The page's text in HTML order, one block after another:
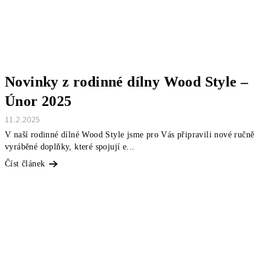
Novinky z rodinné dílny Wood Style –
Únor 2025
11.2.2025
V naší rodinné dílné Wood Style jsme pro Vás připravili nové ručně
vyráběné doplňky, které spojují e...
Číst článek